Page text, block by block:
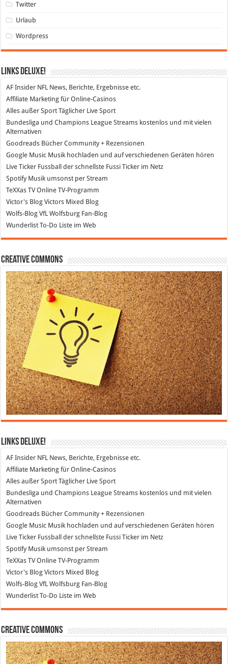
Twitter
Urlaub
Wordpress
Links DeLuXe!
AF Insider NFL News, Berichte, Ergebnisse etc.
Affiliate Marketing für Online-Casinos
Alles außer SportTäglicher Live Sport
Bundesliga und Champions League Streams kostenlos und mit vielen
Alternativen
Goodreads Bücher Community + Rezensionen
Google Music Musik hochladen und auf verschiedenen Geräten hören
Live Ticker Fussball
der schnellste Fussi Ticker im Netz
SpotifyMusik umsonst per Stream
TeXXas TVOnline TV-Programm
Victor's Blog Victors Mixed Blog
Wolfs-Blog VfL Wolfsburg Fan-Blog
WunderlistTo-Do Liste im Web
Creative Commons
Links DeLuXe!
AF Insider NFL News, Berichte, Ergebnisse etc.
Affiliate Marketing für Online-Casinos
Alles außer SportTäglicher Live Sport
Bundesliga und Champions League Streams kostenlos und mit vielen
Alternativen
Goodreads Bücher Community + Rezensionen
Google Music Musik hochladen und auf verschiedenen Geräten hören
Live Ticker Fussball
der schnellste Fussi Ticker im Netz
SpotifyMusik umsonst per Stream
TeXXas TVOnline TV-Programm
Victor's Blog Victors Mixed Blog
Wolfs-Blog VfL Wolfsburg Fan-Blog
WunderlistTo-Do Liste im Web
Creative Commons